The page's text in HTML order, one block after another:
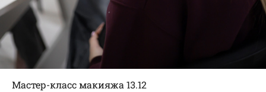
Мастер-класс макияжа 13.12